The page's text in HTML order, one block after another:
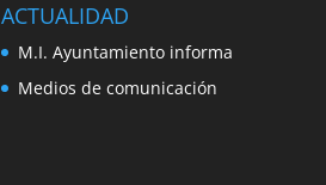
ACTUALIDAD
M.I. Ayuntamiento informa
Medios de comunicación